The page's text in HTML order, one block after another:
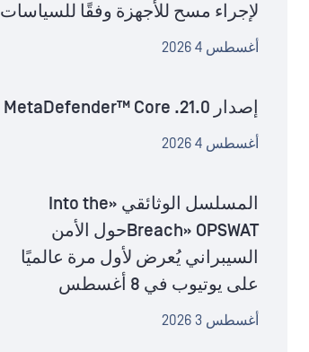
لإجراء مسح للأجهزة وفقًا للسياسات
أغسطس 4 2026
إصدار MetaDefender™ Core .21.0
أغسطس 4 2026
المسلسل الوثائقي «Into the
Breach» OPSWATحول الأمن
السيبراني يُعرض لأول مرة عالميًا
على يوتيوب في 8 أغسطس
أغسطس 3 2026